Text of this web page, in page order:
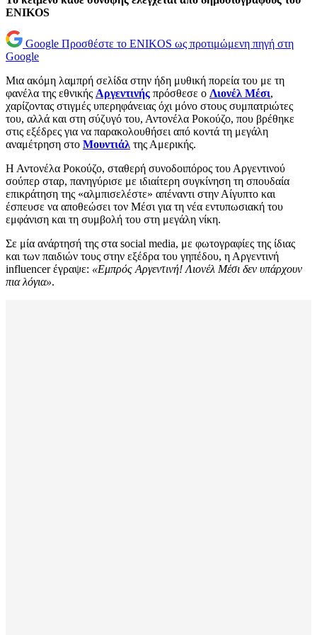
ENIKOS
Google Προσθέστε το ENIKOS ως προτιμώμενη πηγή στη
Google
Μια ακόμη λαμπρή σελίδα στην ήδη μυθική πορεία του με τη
φανέλα της εθνικής Αργεντινής πρόσθεσε ο Λιονέλ Μέσι,
χαρίζοντας στιγμές υπερηφάνειας όχι μόνο στους συμπατριώτες
του, αλλά και στη σύζυγό του, Αντονέλα Ροκούζο, που βρέθηκε
στις εξέδρες για να παρακολουθήσει από κοντά τη μεγάλη
αναμέτρηση στο Μουντιάλ της Αμερικής.
Η Αντονέλα Ροκούζο, σταθερή συνοδοιπόρος του Αργεντινού
σούπερ σταρ, πανηγύρισε με ιδιαίτερη συγκίνηση τη σπουδαία
επικράτηση της «αλμπισελέστε» απέναντι στην Αίγυπτο και
έσπευσε να αποθεώσει τον Μέσι για τη νέα εντυπωσιακή του
εμφάνιση και τη συμβολή του στη μεγάλη νίκη.
Σε μία ανάρτησή της στα social media, με φωτογραφίες της ίδιας
και των παιδιών τους στην εξέδρα του γηπέδου, η Αργεντινή
influencer έγραψε: «Εμπρός Αργεντινή! Λιονέλ Μέσι δεν υπάρχουν
πια λόγια».